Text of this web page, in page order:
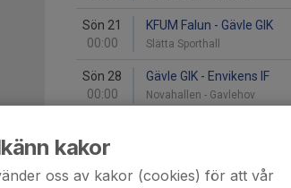
Sön 21
00:00
KFUM Falun - Gävle GIK
Slätta Sporthall
Sön 28
00:00
Gävle GIK - Envikens IF
Novahallen - Gavlehov
Mars - 2027
Sön 21
Söderhamns IBF - Gävle
kakor
oss av kakor (cookies) för att vår